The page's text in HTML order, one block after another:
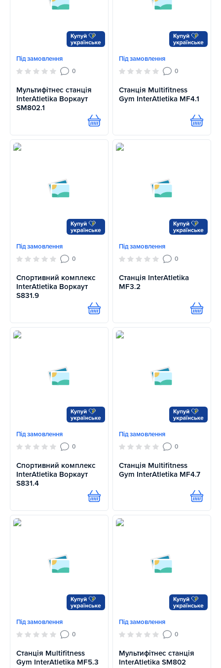
Під замовлення
0
Мультифітнес станція
InterAtletika Воркаут
SM802.1
Купити
Під замовлення
0
Станція Multifitness
Gym InterAtletika MF4.1
Купити
Під замовлення
0
Спортивний комплекс
InterAtletika Воркаут
S831.9
Купити
Під замовлення
0
Станція InterAtletika
MF3.2
Купити
Під замовлення
0
Спортивний комплекс
InterAtletika Воркаут
S831.4
Купити
Під замовлення
0
Станція Multifitness
Gym InterAtletika MF4.7
Купити
Під замовлення
0
Станція Multifitness
Gym InterAtletika MF5.3
Під замовлення
0
Мультифітнес станція
InterAtletika SM802